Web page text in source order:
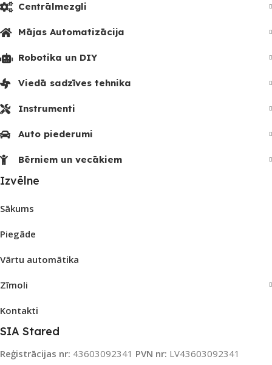
Centrālmezgli
Mājas Automatizācija
Robotika un DIY
Viedā sadzīves tehnika
Instrumenti
Auto piederumi
Bērniem un vecākiem
Izvēlne
Sākums
Piegāde
Vārtu automātika
Zīmoli
Kontakti
SIA Stared
Reģistrācijas nr: 43603092341 PVN nr: LV43603092341